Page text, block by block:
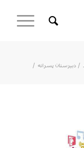
/ دبیرستان پسرانه /